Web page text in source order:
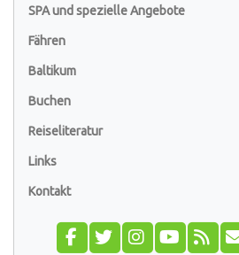
SPA und spezielle Angebote
Fähren
Baltikum
Buchen
Reiseliteratur
Links
Kontakt